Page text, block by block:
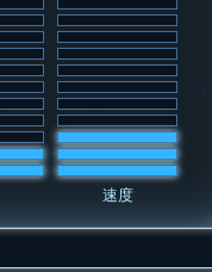
速度